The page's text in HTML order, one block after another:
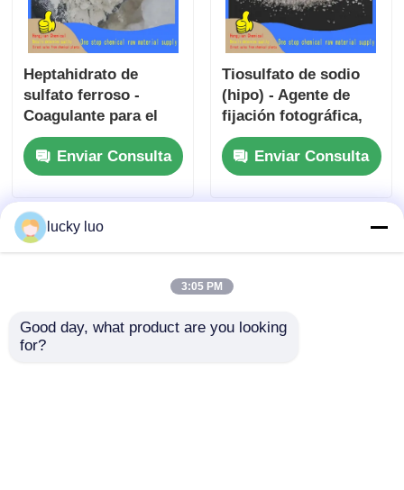
Heptahidrato de
sulfato ferroso -
Coagulante para el
tratamiento del agua,
suplemento de hierro
y modificación del
suelo para la
agricultura y la
protección del medio
Enviar Consulta
Tiosulfato de sodio
(hipo) - Agente de
fijación fotográfica,
desclorador de agua
y antídoto de cianuro
para uso industrial y
médico
Enviar Consulta
lucky luo
3:05 PM
Good day, what product are you looking
for?